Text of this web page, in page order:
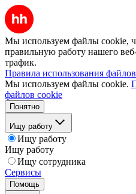
Мы используем файлы cookie,
правильную работу нашего
трафик.
Правила использования
Мы используем файлы cookie.
файлов cookie
Понятно
Ищу работу
Ищу работу
Ищу работу
Ищу сотрудника
Сервисы
Помощь